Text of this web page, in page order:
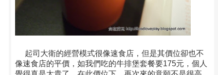
起司大衛的經營模式很像速食店，但是其價位卻也不
像速食店的平價，如我們吃的牛排堡套餐要175元，個人